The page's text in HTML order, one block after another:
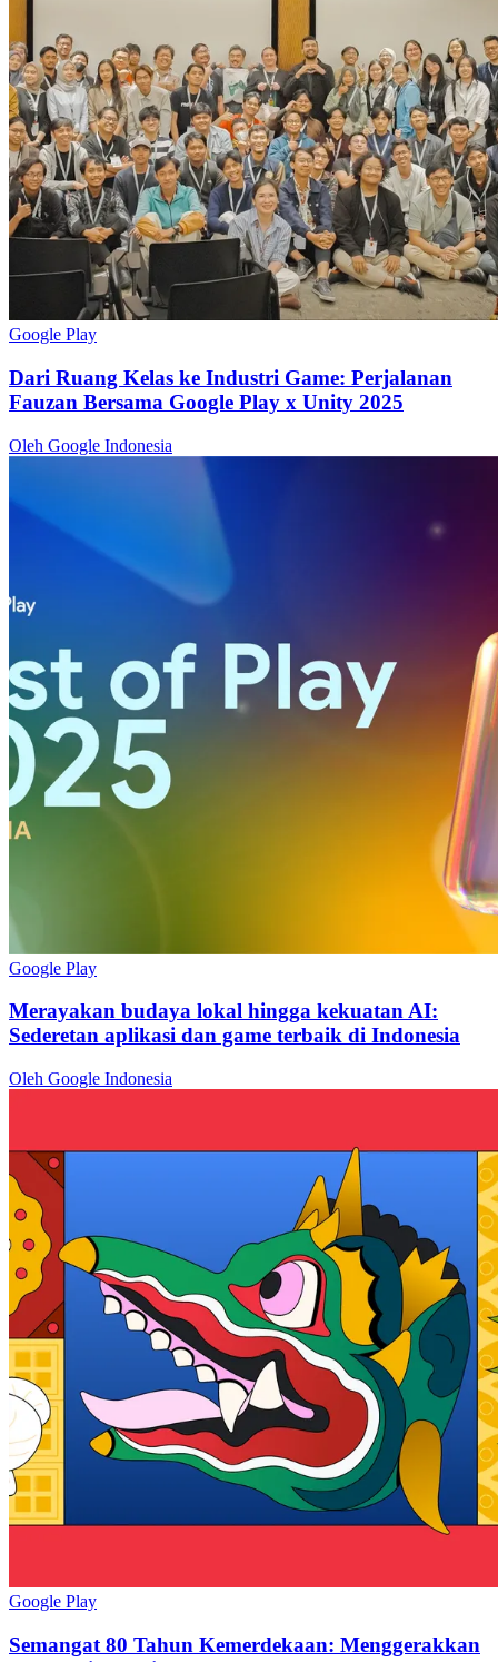
Google Play
Dari Ruang Kelas ke Industri Game: Perjalanan
Fauzan Bersama Google Play x Unity 2025
Oleh Google Indonesia
Google Play
Merayakan budaya lokal hingga kekuatan AI:
Sederetan aplikasi dan game terbaik di Indonesia
Oleh Google Indonesia
Google Play
Semangat 80 Tahun Kemerdekaan: Menggerakkan